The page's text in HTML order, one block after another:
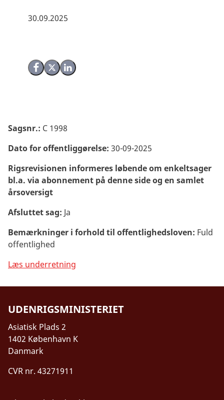
30.09.2025
Del på Facebook
Del på X (Twitter)
Del på LinkedIn
Sagsnr.: C 1998
Dato for offentliggørelse: 30-09-2025
Rigsrevisionen informeres løbende om enkeltsager
bl.a. via abonnement på denne side og en samlet
årsoversigt
Afsluttet sag: Ja
Bemærkninger i forhold til offentlighedsloven: Fuld
offentlighed
Læs underretning
UDENRIGSMINISTERIET
Asiatisk Plads 2
1402 København K
Danmark
CVR nr. 43271911